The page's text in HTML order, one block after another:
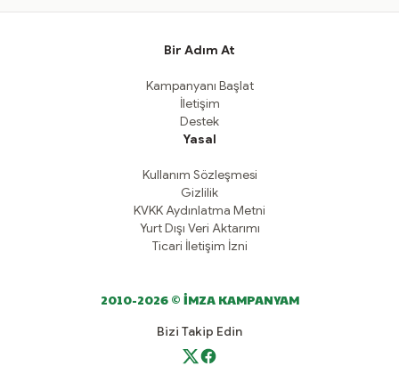
Bir Adım At
Kampanyanı Başlat
İletişim
Destek
Yasal
Kullanım Sözleşmesi
Gizlilik
KVKK Aydınlatma Metni
Yurt Dışı Veri Aktarımı
Ticari İletişim İzni
2010-2026 © İMZA KAMPANYAM
Bizi Takip Edin